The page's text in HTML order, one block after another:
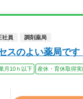
社員 調剤薬局
スのよい薬局です
月10ｈ以下 産休・育休取得実